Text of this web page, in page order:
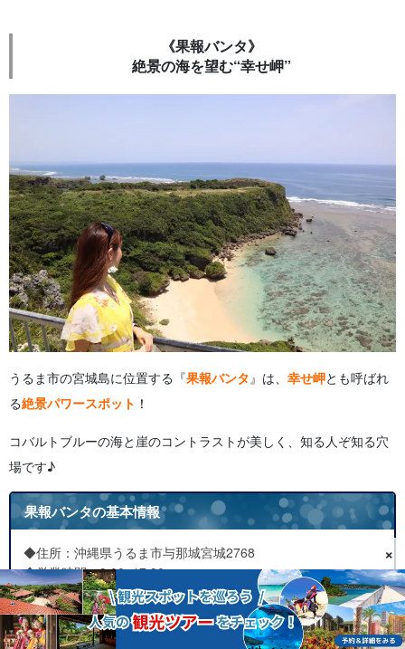
《果報バンタ》
絶景の海を望む“幸せ岬”
うるま市の宮城島に位置する『果報バンタ』は、 幸せ岬とも呼ばれ
る絶景パワースポット ！
コバルトブルーの海と崖のコントラストが美しく、知る人ぞ知る穴
場です♪
果報バンタの基本情報
◆住所：沖縄県うるま市与那城宮城2768
◆営業時間：9:00~17:30
◆定休日：無し
◆料金：無料
◆駐車場：有り
×